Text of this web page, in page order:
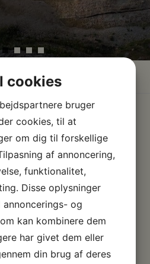
Danekræ
indførtes i 1989 begrebet
for jordfundne naturskabte
værdi. Ligesom
og skal afleveres til et af
Af danekræ kan nævnes:
fossiler (forstenede
større dele heraf, samt sjældne
kranier fra istiden og tiden
cookies
bruger
cookies, til at
om dig til forskellige
af annoncering,
funktionalitet,
Disse oplysninger
og
kan kombinere dem
har givet dem eller
din brug af deres